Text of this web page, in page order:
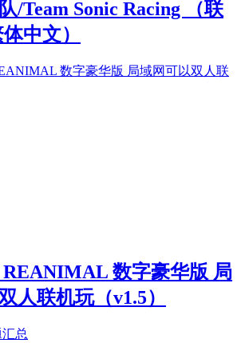
/Team Sonic Racing （联
中文）
数字豪华版 局
人联机玩（v1.5）
总